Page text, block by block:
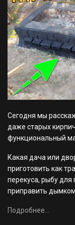
Сегодня мы
даже старых
функциональный
Какая дача или
приготовить как
перекуса, рыбу для
приправить
Подробнее...